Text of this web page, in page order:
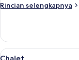
Rincian selengkapnya
Rincian
Kabin
(Historic
McGill)
Lihat
8